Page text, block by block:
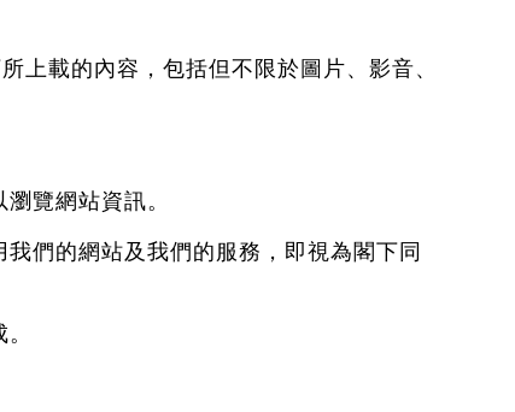
上載的內容，包括但不限於圖片、影音、
覽網站資訊。
們的網站及我們的服務，即視為閣下同